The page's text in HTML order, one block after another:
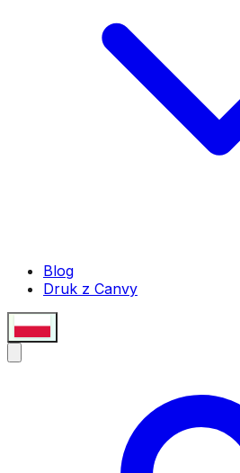
Blog
Druk z Canvy